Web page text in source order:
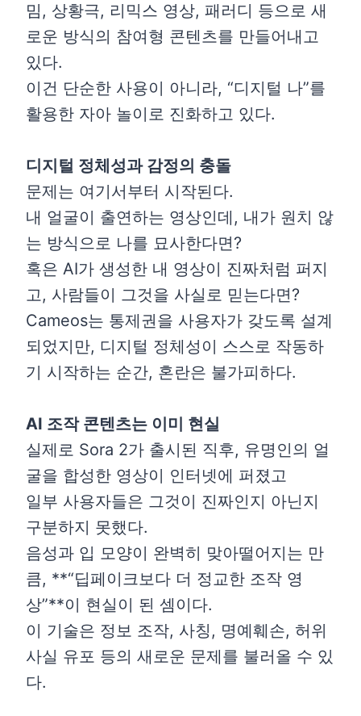
밈, 상황극, 리믹스 영상, 패러디 등으로 새
로운 방식의 참여형 콘텐츠를 만들어내고
있다.
이건 단순한 사용이 아니라, “디지털 나”를
활용한 자아 놀이로 진화하고 있다.
디지털 정체성과 감정의 충돌
문제는 여기서부터 시작된다.
내 얼굴이 출연하는 영상인데, 내가 원치 않
는 방식으로 나를 묘사한다면?
혹은 AI가 생성한 내 영상이 진짜처럼 퍼지
고, 사람들이 그것을 사실로 믿는다면?
Cameos는 통제권을 사용자가 갖도록 설계
되었지만, 디지털 정체성이 스스로 작동하
기 시작하는 순간, 혼란은 불가피하다.
AI 조작 콘텐츠는 이미 현실
실제로 Sora 2가 출시된 직후, 유명인의 얼
굴을 합성한 영상이 인터넷에 퍼졌고
일부 사용자들은 그것이 진짜인지 아닌지
구분하지 못했다.
음성과 입 모양이 완벽히 맞아떨어지는 만
큼, **“딥페이크보다 더 정교한 조작 영
상”**이 현실이 된 셈이다.
이 기술은 정보 조작, 사칭, 명예훼손, 허위
사실 유포 등의 새로운 문제를 불러올 수 있
다.